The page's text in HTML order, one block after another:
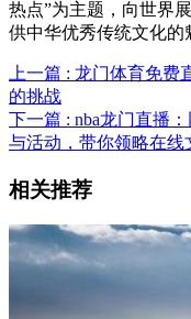
热点”为主题，向世界
供中华优秀传统文化的
上一篇 : 龙门体育免
的挑战
下一篇 : nba龙门直播
与活动，带你领略在线
相关推荐